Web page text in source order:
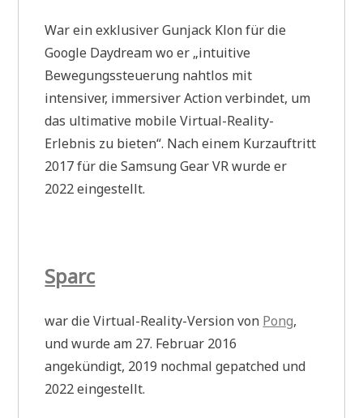
War ein exklusiver Gunjack Klon für die
Google Daydream wo er „intuitive
Bewegungssteuerung nahtlos mit
intensiver, immersiver Action verbindet, um
das ultimative mobile Virtual-Reality-
Erlebnis zu bieten“. Nach einem Kurzauftritt
2017 für die Samsung Gear VR wurde er
2022 eingestellt.
Sparc
war die Virtual-Reality-Version von Pong,
und wurde am 27. Februar 2016
angekündigt, 2019 nochmal gepatched und
2022 eingestellt.